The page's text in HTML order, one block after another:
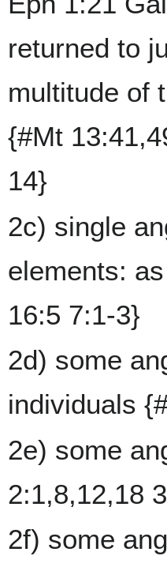
returned to
multitude of
{#Mt
14}
2c) single
elements:
16:5 7:1-3}
2d) some
individuals
2e) some
2:1,8,12,18
2f) some